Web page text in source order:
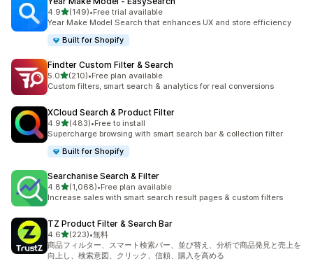
4.95つ星中
(149)
合計レビュー数：149件
•Free trial available
Year Make Model Search that enhances UX and store efficiency
Built for Shopify
Findter Custom Filter & Search
5.05つ星中
(210)
合計レビュー数：210件
•Free plan available
Custom filters, smart search & analytics for real conversions
XCloud Search & Product Filter
4.95つ星中
(483)
合計レビュー数：483件
•Free to install
Supercharge browsing with smart search bar & collection filter
Built for Shopify
Searchanise Search & Filter
4.85つ星中
(1,068)
合計レビュー数：1068件
•Free plan available
Increase sales with smart search result pages & custom filters
TZ Product Filter & Search Bar
4.65つ星中
(223)
合計レビュー数：223件
•無料
商品フィルター、スマート検索バー、並び替え、分析で商品発見と売上を
向上し、検索意図、クリック、信頼、購入を高める